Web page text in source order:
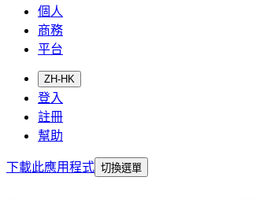
個人
商務
平台
ZH-HK
登入
註冊
幫助
下載此應用程式 切換選單